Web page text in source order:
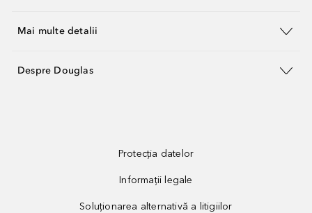
Mai multe detalii
Despre Douglas
Protecția datelor
Informații legale
Soluționarea alternativă a litigiilor